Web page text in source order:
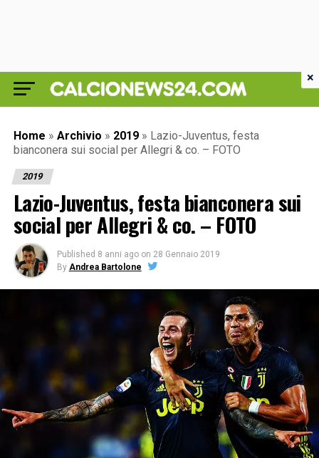
Home » Archivio » 2019 » Lazio-Juventus, festa
bianconera sui social per Allegri & co. – FOTO
2019
Lazio-Juventus, festa bianconera sui
social per Allegri & co. – FOTO
Published 8 anni ago on 28 Gennaio 2019
By Andrea Bartolone
×